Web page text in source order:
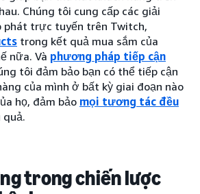
Chúng tôi cung cấp các giải
phát trực tuyến trên Twitch,
trong kết quả mua sắm của
nữa. Và phương pháp tiếp cận
tôi đảm bảo bạn có thể tiếp cận
của mình ở bất kỳ giai đoạn nào
họ, đảm bảo mọi tương tác đều
quả.
trong chiến lược